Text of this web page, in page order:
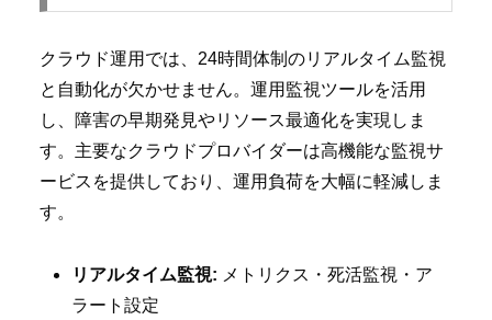
クラウド運用では、24時間体制のリアルタイム監視
と自動化が欠かせません。運用監視ツールを活用
し、障害の早期発見やリソース最適化を実現しま
す。主要なクラウドプロバイダーは高機能な監視サ
ービスを提供しており、運用負荷を大幅に軽減しま
す。
リアルタイム監視: メトリクス・死活監視・ア
ラート設定